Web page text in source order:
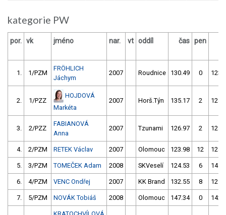
kategorie PW
por. vk jméno nar. vt oddíl čas pen
1. 1/PZM
FRÖHLICH
Jáchym
2007 Roudnice 130.49 0
2. 1/PZZ
HOJDOVÁ
Markéta
2007 Horš.Týn 135.17 2
3. 2/PZZ
FABIANOVÁ
Anna
2007 Tzunami 126.97 2
4. 2/PZM RETEK Václav 2007 Olomouc 123.98 12
5. 3/PZM TOMEČEK Adam 2008 SKVeselí 124.53 6
6. 4/PZM VENC Ondřej 2007 KK Brand 132.55 8
7. 5/PZM NOVÁK Tobiáš 2008 Olomouc 147.34 0